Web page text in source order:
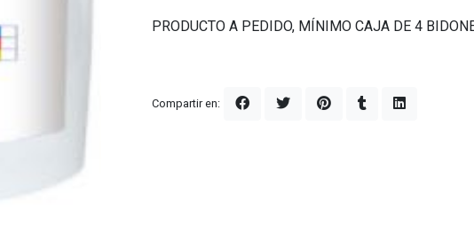
PRODUCTO A PEDIDO, MÍNIMO CAJA DE 4
Compartir en: